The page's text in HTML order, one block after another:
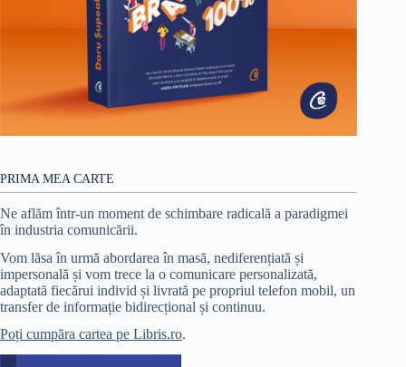
PRIMA MEA CARTE
Ne aflăm într-un moment de schimbare radicală a paradigmei
în industria comunicării.
Vom lăsa în urmă abordarea în masă, nediferențiată și
impersonală și vom trece la o comunicare personalizată,
adaptată fiecărui individ și livrată pe propriul telefon mobil, un
transfer de informație bidirecțional și continuu.
Poți cumpăra cartea pe Libris.ro.